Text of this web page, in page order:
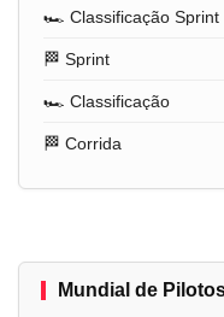
🏎️ Classificação Sprint
🏁 Sprint
🏎️ Classificação
🏁 Corrida
Mundial de